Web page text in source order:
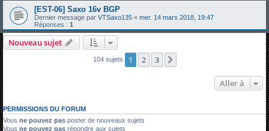
[EST-06] Saxo 16v BGP
Dernier message par VTSaxo135 « mer. 14 mars 2018, 19:47
Réponses : 1
Nouveau sujet
104 sujets 1 2 3
Aller à
PERMISSIONS DU FORUM
Vous ne pouvez pas poster de nouveaux sujets
Vous ne pouvez pas répondre aux sujets